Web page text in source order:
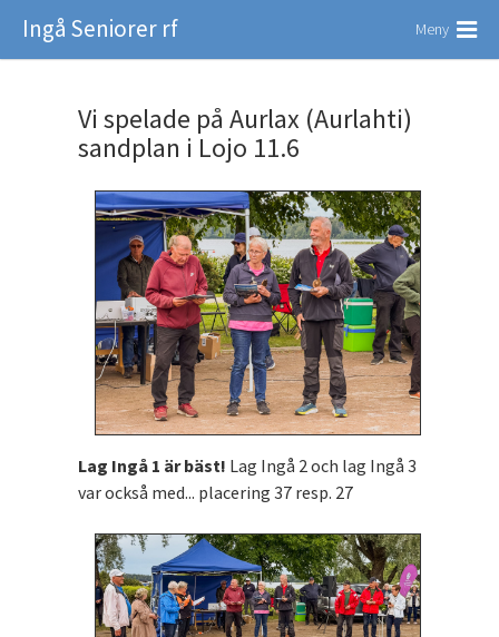
Ingå Seniorer rf Meny
Vi spelade på Aurlax (Aurlahti)
sandplan i Lojo 11.6
Lag Ingå 1 är bäst! Lag Ingå 2 och lag Ingå 3
var också med... placering 37 resp. 27